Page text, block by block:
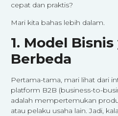
cepat dan praktis?
Mari kita bahas lebih dalam.
1. Model
Berbeda
Pertama-tama, mari lihat dari
platform B2B (business-to-
adalah mempertemukan
atau pelaku usaha lain. Jadi,